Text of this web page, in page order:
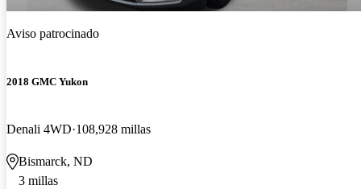
Aviso patrocinado
2018 GMC Yukon
Denali 4WD 108,928 millas
Bismarck, ND
3 millas